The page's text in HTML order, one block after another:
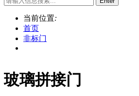
当前位置:
首页
非标门
玻璃拼接门